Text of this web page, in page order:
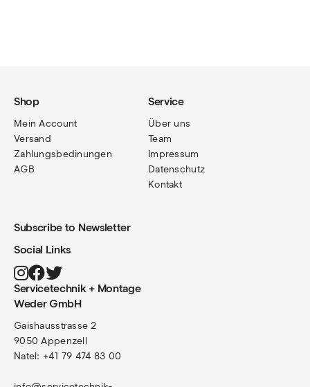
Shop
Mein Account
Versand
Zahlungsbedinungen
AGB
Service
Über uns
Team
Impressum
Datenschutz
Kontakt
Subscribe to Newsletter
Social Links
Servicetechnik + Montage
Weder GmbH
Gaishausstrasse 2
9050 Appenzell
Natel: +41 79 474 83 00